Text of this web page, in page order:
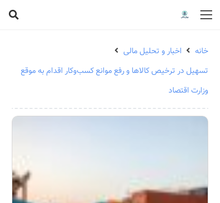
خانه
اخبار و تحلیل مالی
تسهیل در ترخیص کالاها و رفع موانع کسب‌وکار اقدام به موقع
وزارت اقتصاد